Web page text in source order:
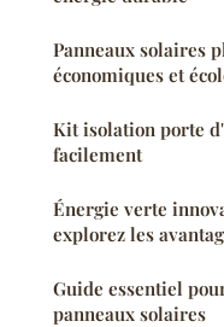
Panneaux solaires
économiques et
Kit isolation porte
facilement
Énergie verte
explorez les
Guide essentiel
panneaux solaires